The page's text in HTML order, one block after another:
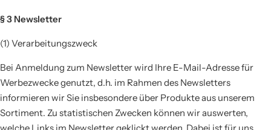
§ 3 Newsletter
(1) Verarbeitungszweck
Bei Anmeldung zum Newsletter wird Ihre E-Mail-Adresse für
Werbezwecke genutzt, d.h. im Rahmen des Newsletters
informieren wir Sie insbesondere über Produkte aus unserem
Sortiment. Zu statistischen Zwecken können wir auswerten,